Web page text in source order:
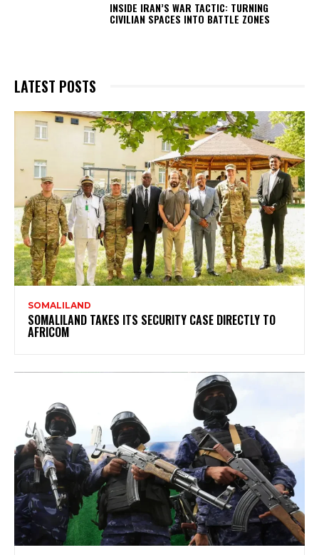
INSIDE IRAN’S WAR TACTIC: TURNING
CIVILIAN SPACES INTO BATTLE ZONES
LATEST POSTS
SOMALILAND
SOMALILAND TAKES ITS SECURITY CASE DIRECTLY TO
AFRICOM